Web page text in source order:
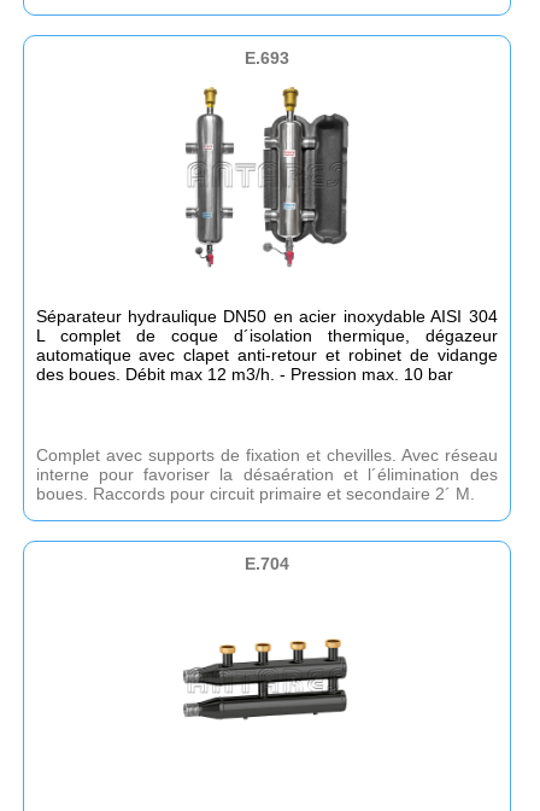
E.693
Séparateur hydraulique DN50 en acier inoxydable AISI 304
L complet de coque d´isolation thermique, dégazeur
automatique avec clapet anti-retour et robinet de vidange
des boues. Débit max 12 m3/h. - Pression max. 10 bar
Complet avec supports de fixation et chevilles. Avec réseau
interne pour favoriser la désaération et l´élimination des
boues. Raccords pour circuit primaire et secondaire 2´ M.
E.704